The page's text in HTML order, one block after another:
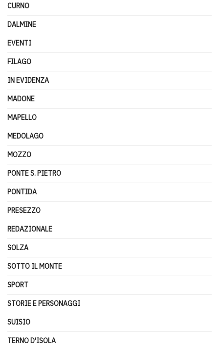
CURNO
DALMINE
EVENTI
FILAGO
IN EVIDENZA
MADONE
MAPELLO
MEDOLAGO
MOZZO
PONTE S. PIETRO
PONTIDA
PRESEZZO
REDAZIONALE
SOLZA
SOTTO IL MONTE
SPORT
STORIE E PERSONAGGI
SUISIO
TERNO D'ISOLA